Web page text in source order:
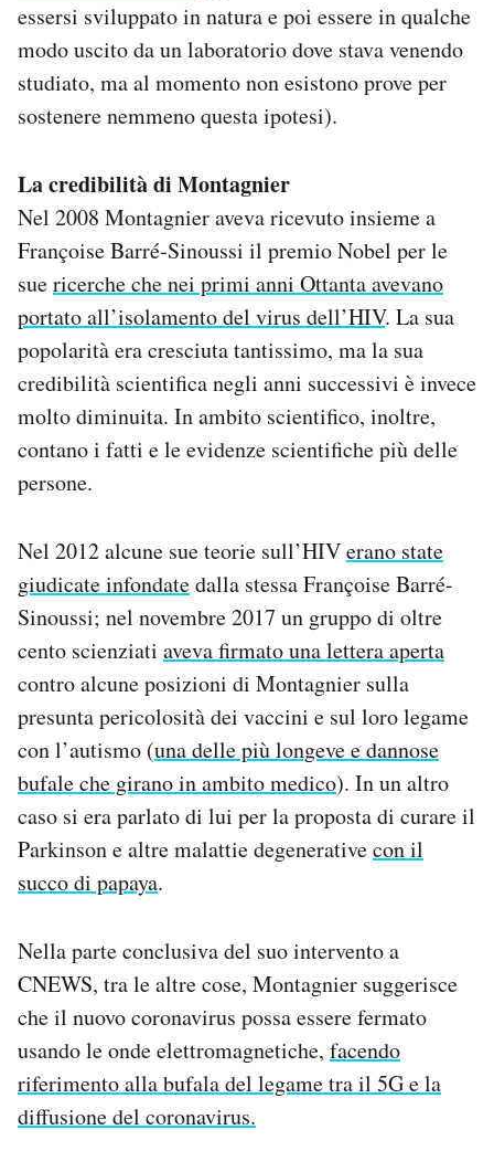
essersi sviluppato in natura e poi essere in qualche
modo uscito da un laboratorio dove stava venendo
studiato, ma al momento non esistono prove per
sostenere nemmeno questa ipotesi).
La credibilità di Montagnier
Nel 2008 Montagnier aveva ricevuto insieme a
Françoise Barré-Sinoussi il premio Nobel per le
suericerche che nei primi anni Ottanta avevano
portato all’isolamento del virus dell’HIV. La sua
popolarità era cresciuta tantissimo, ma la sua
credibilità scientifica negli anni successivi è invece
molto diminuita. In ambito scientifico, inoltre,
contano i fatti e le evidenze scientifiche più delle
persone.
Nel 2012 alcune sue teorie sull’HIVerano state
giudicate infondatedalla stessa Françoise Barré-
Sinoussi; nel novembre 2017 un gruppo di oltre
cento scienziati aveva firmato una lettera aperta
contro alcune posizioni di Montagnier sulla
presunta pericolosità dei vaccini e sul loro legame
con l’autismo (una delle più longeve e dannose
bufale che girano in ambito medico). In un altro
caso si era parlato di lui per la proposta di curare il
Parkinson e altre malattie degenerativecon il
succo di papaya.
Nella parte conclusiva del suo intervento a
CNEWS, tra le altre cose, Montagnier suggerisce
che il nuovo coronavirus possa essere fermato
usando le onde elettromagnetiche, facendo
riferimento alla bufala del legame tra il 5G e la
diffusione del coronavirus.